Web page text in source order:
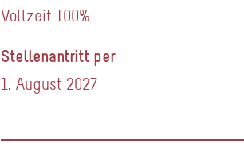
Vollzeit 100%
Stellenantritt per
1. August 2027